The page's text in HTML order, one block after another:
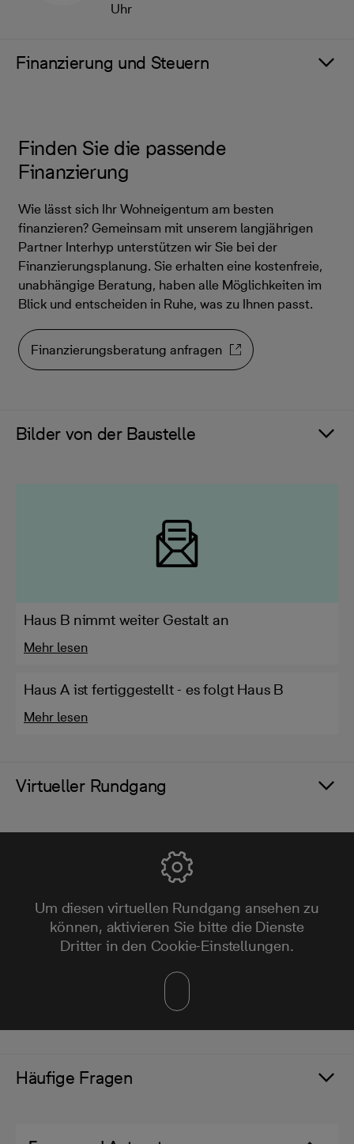
Uhr
Finanzierung und Steuern
Finden Sie die passende
Finanzierung
Wie lässt sich Ihr Wohneigentum am besten
finanzieren? Gemeinsam mit unserem langjährigen
Partner Interhyp unterstützen wir Sie bei der
Finanzierungsplanung. Sie erhalten eine kostenfreie,
unabhängige Beratung, haben alle Möglichkeiten im
Blick und entscheiden in Ruhe, was zu Ihnen passt.
Finanzierungsberatung anfragen
Bilder von der Baustelle
Haus B nimmt weiter Gestalt an
Mehr lesen
Haus A ist fertiggestellt - es folgt Haus B
Mehr lesen
Virtueller Rundgang
Um diesen virtuellen Rundgang ansehen zu
können, aktivieren Sie bitte die Dienste
Dritter in den Cookie-Einstellungen.
Häufige Fragen